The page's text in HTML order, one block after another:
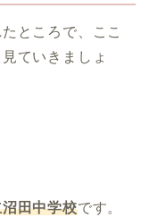
ところで、ここ
ていきましょ
田中学校です。